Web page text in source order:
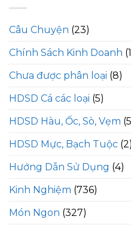
Câu Chuyện (23)
Chính Sách Kinh Doanh
Chưa được phân loại (8)
HDSD Cá các loại (5)
HDSD Hàu, Ốc, Sò, Vẹm
HDSD Mực, Bạch Tuộc (2)
Hướng Dẫn Sử Dụng (4)
Kinh Nghiệm (736)
Món Ngon (327)